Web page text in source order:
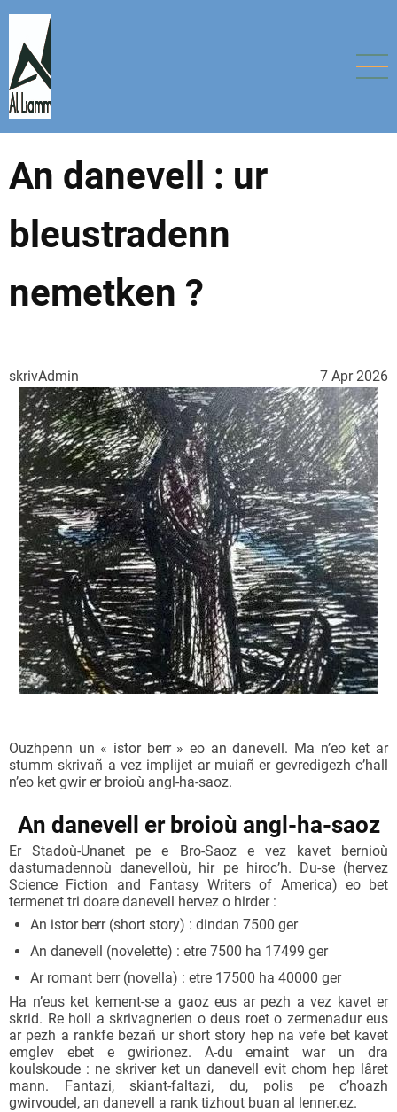
Aller
contenu
principal
An danevell : ur
bleustradenn
nemetken ?
skrivAdmin 7 Apr 2026
Ouzhpenn un « istor berr » eo an danevell. Ma n’eo ket ar
stumm skrivañ a vez implijet ar muiañ er gevredigezh c’hall
n’eo ket gwir er broioù angl-ha-saoz.
An danevell er broioù angl-ha-saoz
Er Stadoù-Unanet pe e Bro-Saoz e vez kavet bernioù
dastumadennoù danevelloù, hir pe hiroc’h. Du-se (hervez
Science Fiction and Fantasy Writers of America) eo bet
termenet tri doare danevell hervez o hirder :
An istor berr (short story) : dindan 7500 ger
An danevell (novelette) : etre 7500 ha 17499 ger
Ar romant berr (novella) : etre 17500 ha 40000 ger
Ha n’eus ket kement-se a gaoz eus ar pezh a vez kavet er
skrid. Re holl a skrivagnerien o deus roet o zermenadur eus
ar pezh a rankfe bezañ ur short story hep na vefe bet kavet
emglev ebet e gwirionez. A-du emaint war un dra
koulskoude : ne skriver ket un danevell evit chom hep lâret
mann. Fantazi, skiant-faltazi, du, polis pe c’hoazh
gwirvoudel, an danevell a rank tizhout buan al lenner.ez.